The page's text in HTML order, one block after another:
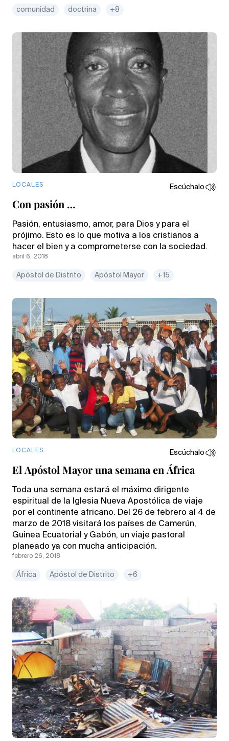
comunidad doctrina +8
LOCALES Escúchalo
Con pasión …
Pasión, entusiasmo, amor, para Dios y para el
prójimo. Esto es lo que motiva a los cristianos a
hacer el bien y a comprometerse con la sociedad.
abril 6, 2018
Apóstol de Distrito Apóstol Mayor +15
LOCALES Escúchalo
El Apóstol Mayor una semana en África
Toda una semana estará el máximo dirigente
espiritual de la Iglesia Nueva Apostólica de viaje
por el continente africano. Del 26 de febrero al 4 de
marzo de 2018 visitará los países de Camerún,
Guinea Ecuatorial y Gabón, un viaje pastoral
planeado ya con mucha anticipación.
febrero 26, 2018
África Apóstol de Distrito +6